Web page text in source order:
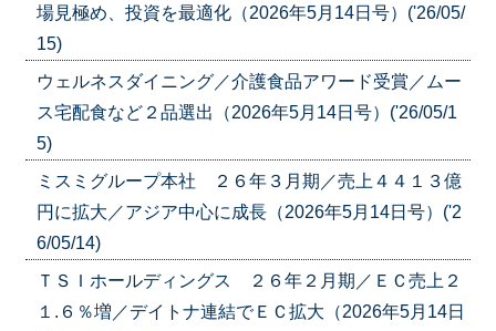
場見極め、投資を最適化（2026年5月14日号）('26/05/
15)
ウェルネスダイニング／介護食品アワード受賞／ムー
ス宅配食など２品選出（2026年5月14日号）('26/05/1
5)
ミスミグループ本社 ２６年３月期／売上４４１３億
円に拡大／アジア中心に成長（2026年5月14日号）('2
6/05/14)
ＴＳＩホールディングス ２６年２月期／ＥＣ売上２
１.６％増／デイトナ連結でＥＣ拡大（2026年5月14日